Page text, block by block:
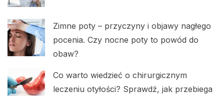
Zimne poty – przyczyny i objawy nagłego
pocenia. Czy nocne poty to powód do
obaw?
Co warto wiedzieć o chirurgicznym
leczeniu otyłości? Sprawdź, jak przebiega